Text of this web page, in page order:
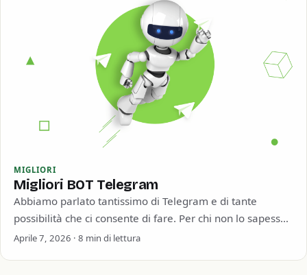
MIGLIORI
Migliori BOT Telegram
Abbiamo parlato tantissimo di Telegram e di tante
possibilità che ci consente di fare. Per chi non lo sapesse
Telegram è una…
Aprile 7, 2026 · 8 min di lettura